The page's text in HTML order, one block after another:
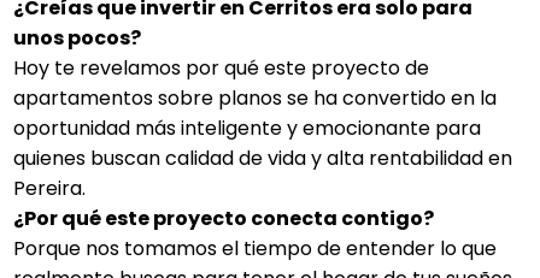
¿Creías que invertir en Cerritos era solo para
unos pocos?
Hoy te revelamos por qué este proyecto de
apartamentos sobre planos se ha convertido en la
oportunidad más inteligente y emocionante para
quienes buscan calidad de vida y alta rentabilidad en
Pereira.
¿Por qué este proyecto conecta contigo?
Porque nos tomamos el tiempo de entender lo que